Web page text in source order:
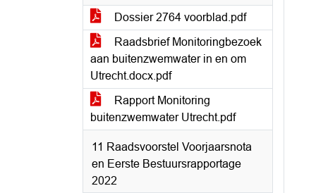
Dossier 2764 voorblad.pdf
Raadsbrief Monitoringbezoek
aan buitenzwemwater in en om
Utrecht.docx.pdf
Rapport Monitoring
buitenzwemwater Utrecht.pdf
11 Raadsvoorstel Voorjaarsnota
en Eerste Bestuursrapportage
2022